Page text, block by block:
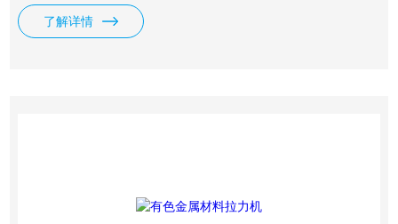
缆、光纤光缆、安全带、保险带、皮革皮带、鞋类、胶带、聚
合物、弹簧钢、轴承钢、不锈钢（及其它高硬度钢）、铸件、
了解详情